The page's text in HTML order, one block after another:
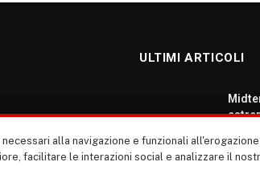
giornale
ULTIMI ARTICOLI
necessari alla navigazione e funzionali
facilitare le interazioni social e analizzare il